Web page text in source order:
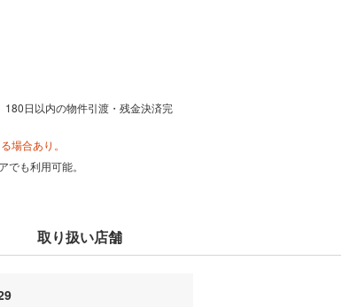
日以内の物件引渡・残金決済完
場合あり。
も利用可能。
取り扱い店舗